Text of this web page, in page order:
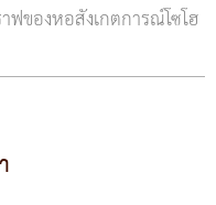
ของหอสังเกตการณ์โซโฮ